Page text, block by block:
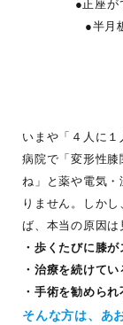
●正座
●半月
いまや「４人に
病院で「変形性膝
ね」と薬や電気・
りません。しか
ば、本当の原因は
・歩くたびに膝
・治療を続けて
・手術を勧めら
そんな方は、あ